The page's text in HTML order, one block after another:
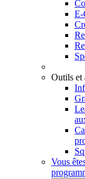
E-
Outils et
Vous